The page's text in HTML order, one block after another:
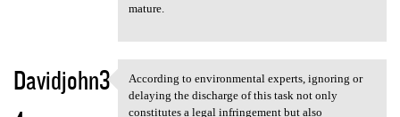
mature.
Davidjohn3 According to environmental
According to environmental experts, ignoring or
delaying the discharge of this task not only
constitutes a legal infringement but also